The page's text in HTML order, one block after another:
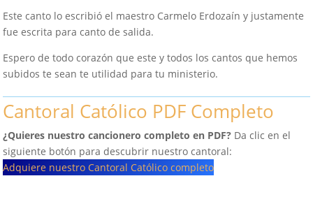
Este canto lo escribió el maestro Carmelo Erdozaín y justamente
fue escrita para canto de salida.
Espero de todo corazón que este y todos los cantos que hemos
subidos te sean te utilidad para tu ministerio.
Cantoral Católico PDF Completo
¿Quieres nuestro cancionero completo en PDF? Da clic en el
siguiente botón para descubrir nuestro cantoral:
Adquiere nuestro Cantoral Católico completo